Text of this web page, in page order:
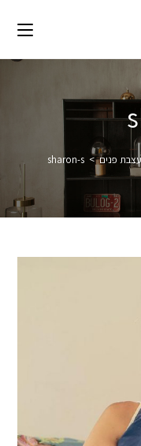
פנים >
sharon-s